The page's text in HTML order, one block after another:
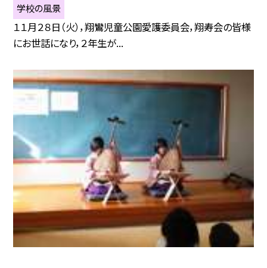
学校の風景
１１月２８日（火），翔鸞児童公園愛護委員会，翔寿会の皆様
にお世話になり，２年生が...